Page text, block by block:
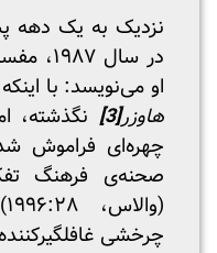
نزدیک به یک دهه
در سال
او می‌نویسد: با
هاوزر[3]
نگذشته،
چهره‌ای فراموش
صحنه‌ی فرهنگ
چرخشی